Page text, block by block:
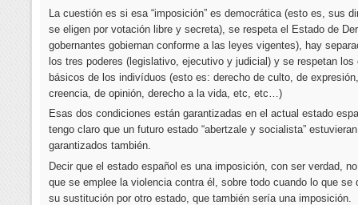
La cuestión es si esa “imposición” es democrática (esto es, sus
se eligen por votación libre y secreta), se respeta el Estado de
gobernantes gobiernan conforme a las leyes vigentes), hay
los tres poderes (legislativo, ejecutivo y judicial) y se respetan los
básicos de los indivíduos (esto es: derecho de culto, de
creencia, de opinión, derecho a la vida, etc, etc…)
Esas dos condiciones están garantizadas en el actual estado
tengo claro que un futuro estado “abertzale y socialista” estuvieran
garantizados también.
Decir que el estado español es una imposición, con ser verdad,
que se emplee la violencia contra él, sobre todo cuando lo que se
su sustitución por otro estado, que también sería una imposición.